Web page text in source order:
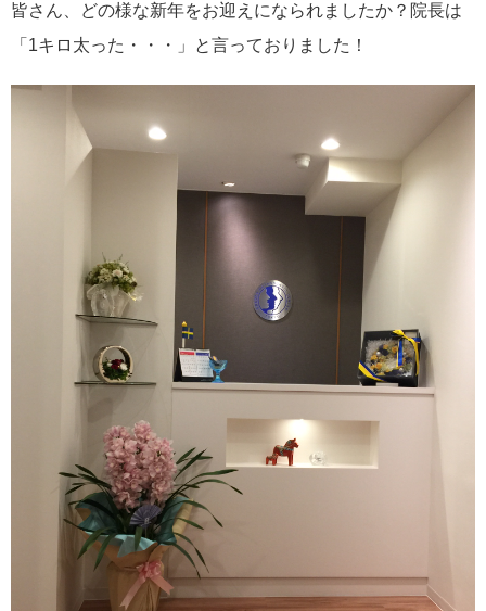
皆さん、どの様な新年をお迎えになられましたか？院長は
「1キロ太った・・・」と言っておりました！